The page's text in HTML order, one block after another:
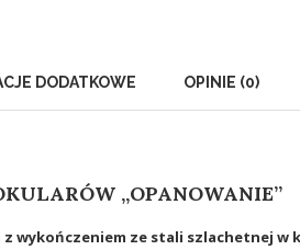
DODATKOWE OPINIE (0)
„OPANOWANIE”
wykończeniem ze stali szlachetnej